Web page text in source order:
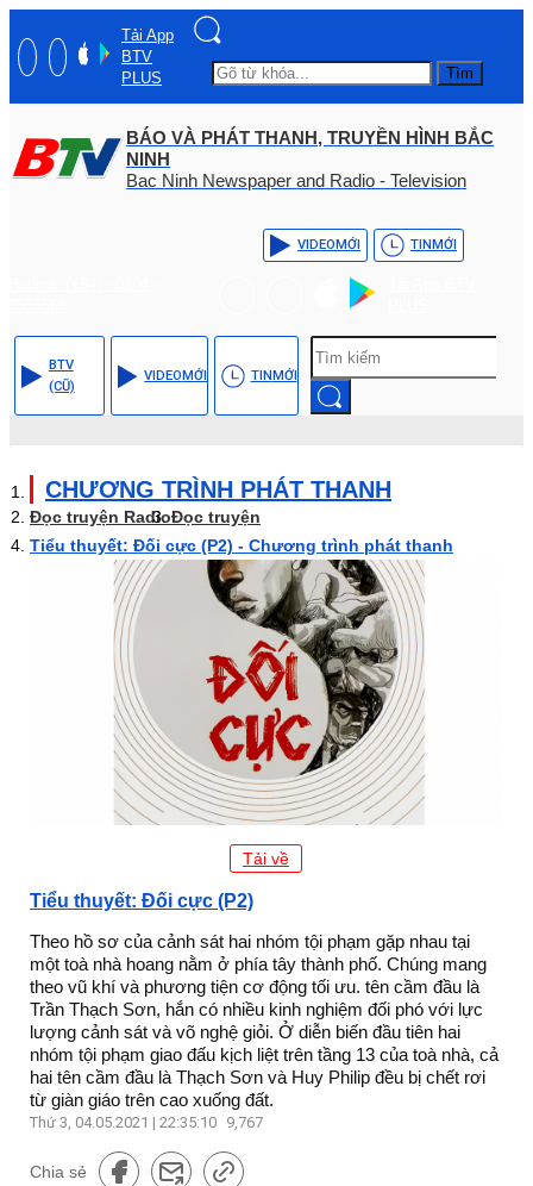
Tải App
BTV
PLUS
Tìm
BÁO VÀ PHÁT THANH, TRUYỀN HÌNH BẮC
NINH
Bac Ninh Newspaper and Radio - Television
VIDEOMỚI TINMỚI
BTV
(CŨ)
VIDEOMỚI TINMỚI
CHƯƠNG TRÌNH PHÁT THANH
Đọc truyện RadioĐọc truyện
Tiểu thuyết: Đối cực (P2) - Chương trình phát thanh
Tải về
Tiểu thuyết: Đối cực (P2)
Theo hồ sơ của cảnh sát hai nhóm tội phạm gặp nhau tại
một toà nhà hoang nằm ở phía tây thành phố. Chúng mang
theo vũ khí và phương tiện cơ động tối ưu. tên cầm đầu là
Trần Thạch Sơn, hắn có nhiều kinh nghiệm đối phó với lực
lượng cảnh sát và võ nghệ giỏi. Ở diễn biến đầu tiên hai
nhóm tội phạm giao đấu kịch liệt trên tầng 13 của toà nhà, cả
hai tên cầm đầu là Thạch Sơn và Huy Philip đều bị chết rơi
từ giàn giáo trên cao xuống đất.
Thứ 3, 04.05.2021 | 22:35:10 9,767
Chia sẻ